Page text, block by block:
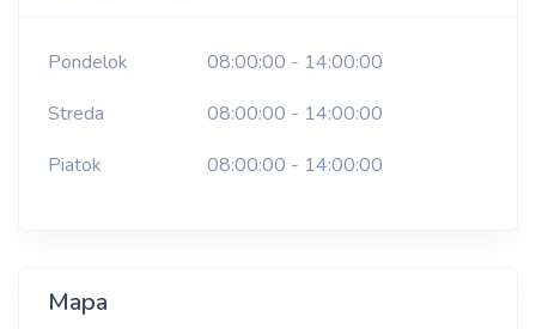
Pondelok
08:00:00 - 14:00:00
Streda
08:00:00 - 14:00:00
Piatok
08:00:00 - 14:00:00
Mapa